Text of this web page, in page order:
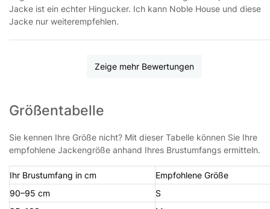
Jacke ist ein echter Hingucker. Ich kann Noble House und diese
Jacke nur weiterempfehlen.
Zeige mehr Bewertungen
Größentabelle
Sie kennen Ihre Größe nicht? Mit dieser Tabelle können Sie Ihre
empfohlene Jackengröße anhand Ihres Brustumfangs ermitteln.
Ihr Brustumfang in cm
Empfohlene Größe
90–95 cm
S